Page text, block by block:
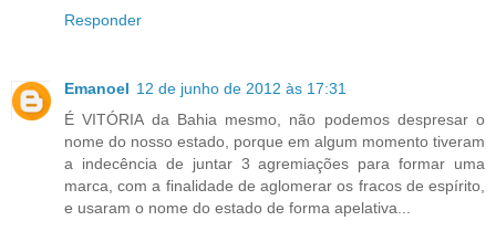
Responder
Emanoel 12 de junho de 2012 às 17:31
É VITÓRIA da Bahia mesmo, não podemos despresar o
nome do nosso estado, porque em algum momento tiveram
a indecência de juntar 3 agremiações para formar uma
marca, com a finalidade de aglomerar os fracos de espírito,
e usaram o nome do estado de forma apelativa...